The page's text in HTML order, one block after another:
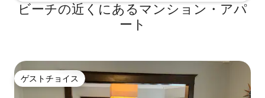
ビーチの近くにあるマンション・アパ
ート
ゲストチョイス
ゲストチョイス